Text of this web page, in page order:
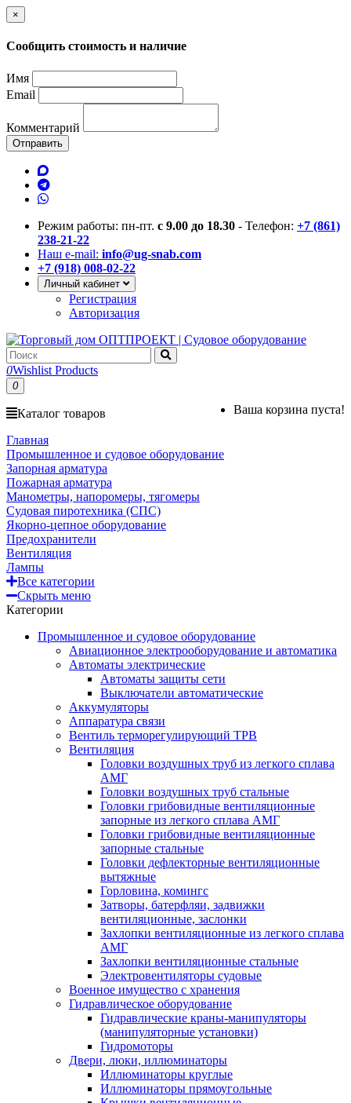
×
Сообщить стоимость и наличие
Имя
Email
Комментарий
Отправить
Режим работы: пн-пт. с 9.00 до 18.30 - Телефон: +7 (861)
238-21-22
Наш e-mail: info@ug-snab.com
+7 (918) 008-02-22
Личный кабинет
Регистрация
Авторизация
0Wishlist Products
0
Ваша корзина пуста!
Каталог товаров
Главная
Промышленное и судовое оборудование
Запорная арматура
Пожарная арматура
Манометры, напоромеры, тягомеры
Судовая пиротехника (СПС)
Якорно-цепное оборудование
Предохранители
Вентиляция
Лампы
Все категории
Скрыть меню
Категории
Промышленное и судовое оборудование
Авиационное электрооборудование и автоматика
Автоматы электрические
Автоматы защиты сети
Выключатели автоматические
Аккумуляторы
Аппаратура связи
Вентиль терморегулирующий ТРВ
Вентиляция
Головки воздушных труб из легкого сплава
АМГ
Головки воздушных труб стальные
Головки грибовидные вентиляционные
запорные из легкого сплава АМГ
Головки грибовидные вентиляционные
запорные стальные
Головки дефлекторные вентиляционные
вытяжные
Горловина, комингс
Затворы, батерфляи, задвижки
вентиляционные, заслонки
Захлопки вентиляционные из легкого сплава
АМГ
Захлопки вентиляционные стальные
Электровентиляторы судовые
Военное имущество с хранения
Гидравлическое оборудование
Гидравлические краны-манипуляторы
(манипуляторные установки)
Гидромоторы
Двери, люки, иллюминаторы
Иллюминаторы круглые
Иллюминаторы прямоугольные